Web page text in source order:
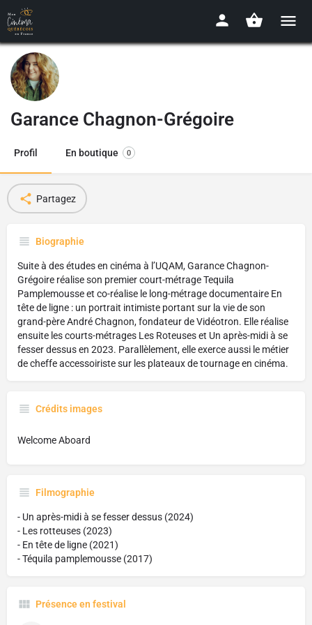
Garance Chagnon-Grégoire
Profil En boutique 0
Partagez
Biographie
Suite à des études en cinéma à l’UQAM, Garance Chagnon-
Grégoire réalise son premier court-métrage Tequila
Pamplemousse et co-réalise le long-métrage documentaire En
tête de ligne : un portrait intimiste portant sur la vie de son
grand-père André Chagnon, fondateur de Vidéotron. Elle réalise
ensuite les courts-métrages Les Roteuses et Un après-midi à se
fesser dessus en 2023. Parallèlement, elle exerce aussi le métier
de cheffe accessoiriste sur les plateaux de tournage en cinéma.
Crédits images
Welcome Aboard
Filmographie
- Un après-midi à se fesser dessus (2024)
- Les rotteuses (2023)
- En tête de ligne (2021)
- Téquila pamplemousse (2017)
Présence en festival